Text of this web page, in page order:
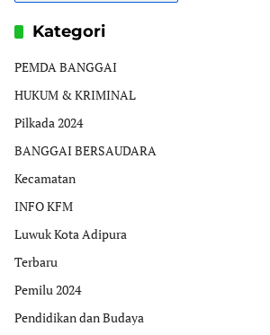
Kategori
PEMDA BANGGAI
HUKUM & KRIMINAL
Pilkada 2024
BANGGAI BERSAUDARA
Kecamatan
INFO KFM
Luwuk Kota Adipura
Terbaru
Pemilu 2024
Pendidikan dan Budaya